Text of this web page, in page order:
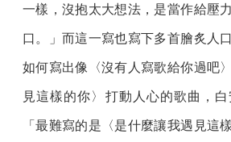
一樣，沒抱太大想法，是當作給壓
口。」而這一寫也寫下多首膾炙人
如何寫出像〈沒有人寫歌給你過吧
見這樣的你〉打動人心的歌曲，白
「最難寫的是〈是什麼讓我遇見這